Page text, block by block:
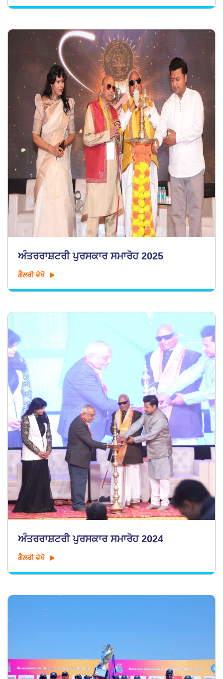
ਅੰਤਰਰਾਸ਼ਟਰੀ ਪੁਰਸਕਾਰ ਸਮਾਰੋਹ 2025
ਗੈਲਰੀ ਵੇਖੋ
ਅੰਤਰਰਾਸ਼ਟਰੀ ਪੁਰਸਕਾਰ ਸਮਾਰੋਹ 2024
ਗੈਲਰੀ ਵੇਖੋ